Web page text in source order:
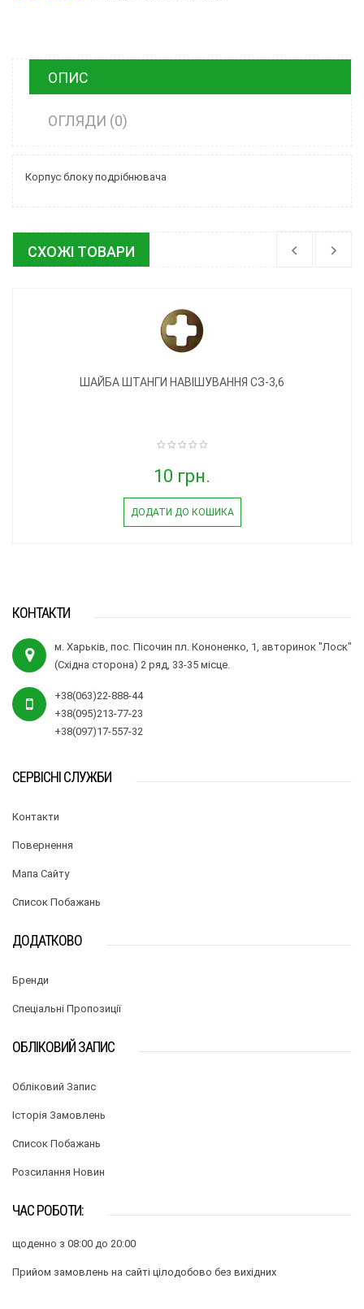
ОПИС
ОГЛЯДИ (0)
Корпус блоку подрібнювача
СХОЖІ ТОВАРИ
ШАЙБА ШТАНГИ НАВІШУВАННЯ СЗ-3,6
10 грн.
ДОДАТИ ДО КОШИКА
КОНТАКТИ
м. Харьків, пос. Пісочин пл. Кононенко, 1, авторинок "Лоск"
(Східна сторона) 2 ряд, 33-35 місце.
+38(063)22-888-44
+38(095)213-77-23
+38(097)17-557-32
СЕРВІСНІ СЛУЖБИ
Контакти
Повернення
Мапа Сайту
Список Побажань
ДОДАТКОВО
Бренди
Спеціальні Пропозиції
ОБЛІКОВИЙ ЗАПИС
Обліковий Запис
Історія Замовлень
Список Побажань
Розсилання Новин
ЧАС РОБОТИ:
щоденно з 08:00 до 20:00
Прийом замовлень на сайті цілодобово без вихідних